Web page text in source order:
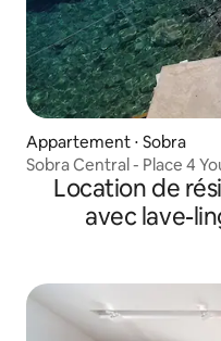
Appartement ⋅ Sobra
Sobra Central - Place 4
Location de
avec lave-